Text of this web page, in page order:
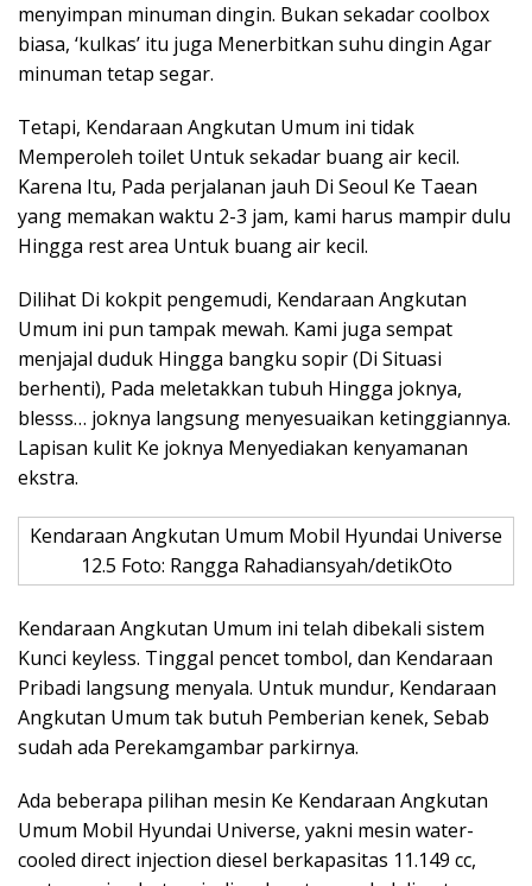
menyimpan minuman dingin. Bukan sekadar coolbox
biasa, ‘kulkas’ itu juga Menerbitkan suhu dingin Agar
minuman tetap segar.
Tetapi, Kendaraan Angkutan Umum ini tidak
Memperoleh toilet Untuk sekadar buang air kecil.
Karena Itu, Pada perjalanan jauh Di Seoul Ke Taean
yang memakan waktu 2-3 jam, kami harus mampir dulu
Hingga rest area Untuk buang air kecil.
Dilihat Di kokpit pengemudi, Kendaraan Angkutan
Umum ini pun tampak mewah. Kami juga sempat
menjajal duduk Hingga bangku sopir (Di Situasi
berhenti), Pada meletakkan tubuh Hingga joknya,
blesss… joknya langsung menyesuaikan ketinggiannya.
Lapisan kulit Ke joknya Menyediakan kenyamanan
ekstra.
Kendaraan Angkutan Umum Mobil Hyundai Universe
12.5 Foto: Rangga Rahadiansyah/detikOto
Kendaraan Angkutan Umum ini telah dibekali sistem
Kunci keyless. Tinggal pencet tombol, dan Kendaraan
Pribadi langsung menyala. Untuk mundur, Kendaraan
Angkutan Umum tak butuh Pemberian kenek, Sebab
sudah ada Perekamgambar parkirnya.
Ada beberapa pilihan mesin Ke Kendaraan Angkutan
Umum Mobil Hyundai Universe, yakni mesin water-
cooled direct injection diesel berkapasitas 11.149 cc,